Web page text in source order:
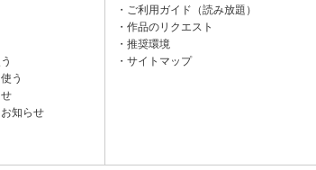
う
知らせ
ご利用ガイド（読み放題）
作品のリクエスト
推奨環境
サイトマップ